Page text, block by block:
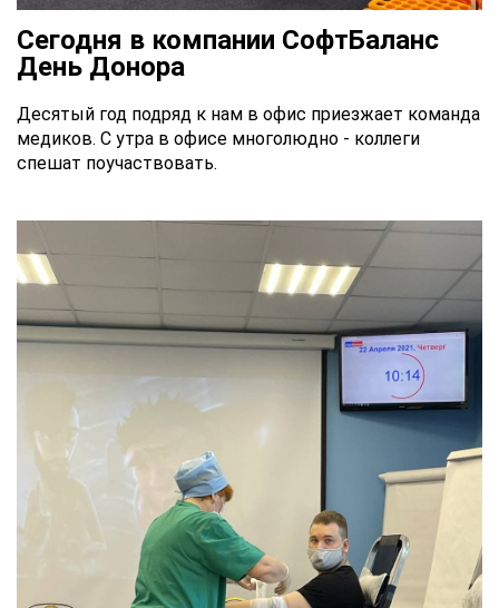
Сегодня в компании СофтБаланс
День Донора
Десятый год подряд к нам в офис приезжает команда
медиков. С утра в офисе многолюдно - коллеги
спешат поучаствовать.